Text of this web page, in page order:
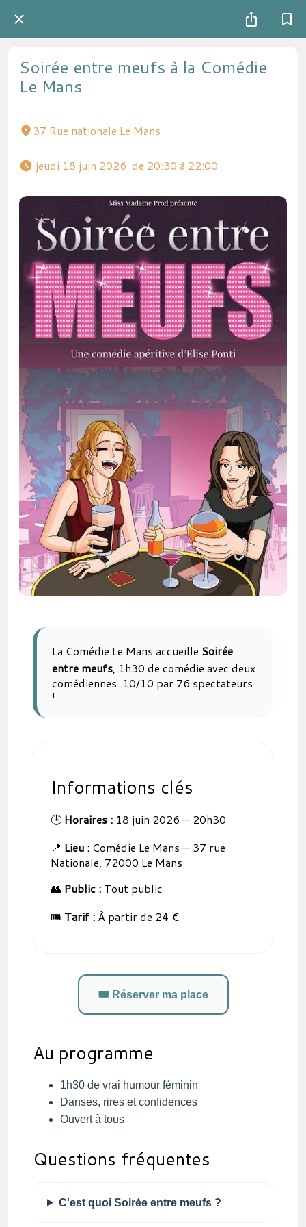
Soirée entre meufs à la Comédie
Le Mans
37 Rue nationale Le Mans
jeudi 18 juin 2026  de 20:30 à 22:00
La Comédie Le Mans accueille Soirée
entre meufs, 1h30 de comédie avec deux
comédiennes. 10/10 par 76 spectateurs
!
Informations clés
🕒 Horaires : 18 juin 2026 — 20h30
📍 Lieu : Comédie Le Mans — 37 rue
Nationale, 72000 Le Mans
👥 Public : Tout public
🎟️ Tarif : À partir de 24 €
🎟️ Réserver ma place
Au programme
1h30 de vrai humour féminin
Danses, rires et confidences
Ouvert à tous
Questions fréquentes
C'est quoi Soirée entre meufs ?